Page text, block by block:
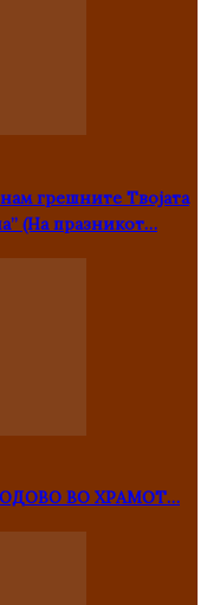
грешните Твојата
(На празникот…
ВО ХРАМОТ…